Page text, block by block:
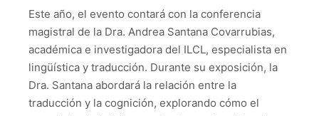
Este año, el evento contará con la conferencia
magistral de la Dra. Andrea Santana Covarrubias,
académica e investigadora del ILCL, especialista en
lingüística y traducción. Durante su exposición, la
Dra. Santana abordará la relación entre la
traducción y la cognición, explorando cómo el